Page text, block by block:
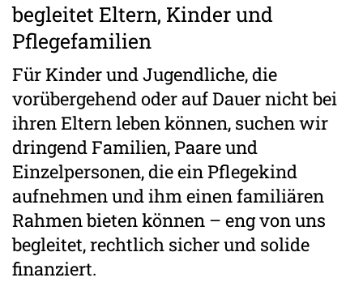
begleitet Eltern, Kinder und
Pflegefamilien
Für Kinder und Jugendliche, die
vorübergehend oder auf Dauer nicht bei
ihren Eltern leben können, suchen wir
dringend Familien, Paare und
Einzelpersonen, die ein Pflegekind
aufnehmen und ihm einen familiären
Rahmen bieten können – eng von uns
begleitet, rechtlich sicher und solide
finanziert.